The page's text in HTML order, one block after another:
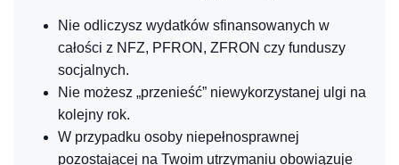
Nie odliczysz wydatków sfinansowanych w
całości z NFZ, PFRON, ZFRON czy funduszy
socjalnych.
Nie możesz „przenieść” niewykorzystanej ulgi na
kolejny rok.
W przypadku osoby niepełnosprawnej
pozostającej na Twoim utrzymaniu obowiązuje